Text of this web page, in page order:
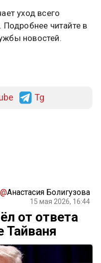
уход всего
Подробнее читайте в
новостей.
Tg
@Анастасия Болигузова
15 мая 2026, 16:44
от ответа
Тайваня